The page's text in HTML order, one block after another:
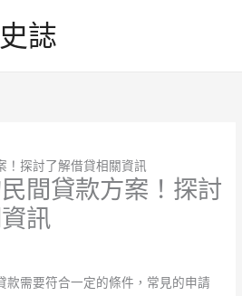
誌
！探討了解借貸相關資訊
間貸款方案！探討
訊
款需要符合一定的條件，常見的申請